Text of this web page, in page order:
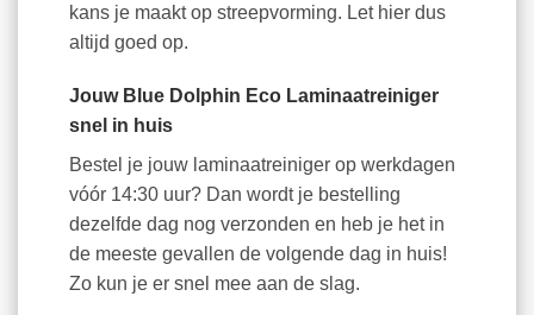
kans je maakt op streepvorming. Let hier dus
altijd goed op.
Jouw Blue Dolphin Eco Laminaatreiniger
snel in huis
Bestel je jouw laminaatreiniger op werkdagen
vóór 14:30 uur? Dan wordt je bestelling
dezelfde dag nog verzonden en heb je het in
de meeste gevallen de volgende dag in huis!
Zo kun je er snel mee aan de slag.